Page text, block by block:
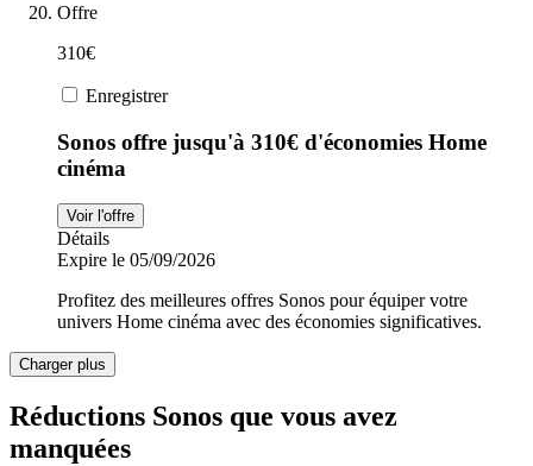
Offre
310€
Enregistrer
Sonos offre jusqu'à 310€ d'économies Home
cinéma
Voir l'offre
Détails
Expire le 05/09/2026
Profitez des meilleures offres Sonos pour équiper votre
univers Home cinéma avec des économies significatives.
Charger plus
Réductions Sonos que vous avez
manquées